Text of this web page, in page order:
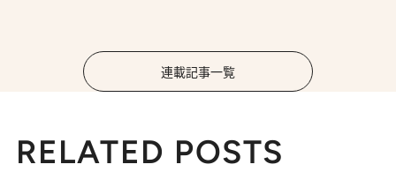
連載記事一覧
RELATED POSTS